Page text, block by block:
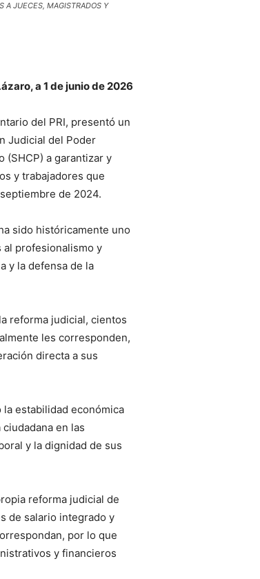
A JUECES, MAGISTRADOS Y
a 1 de junio de 2026
del PRI, presentó un
Judicial del Poder
(SHCP) a garantizar y
y trabajadores que
de 2024.
sido históricamente uno
al profesionalismo y
y la defensa de la
reforma judicial, cientos
les corresponden,
directa a sus
estabilidad económica
en las
y la dignidad de sus
reforma judicial de
de salario integrado y
por lo que
y financieros